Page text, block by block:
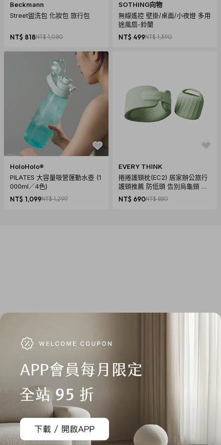
Beckmann
Street盥洗包 化妝包 旅行包
NT$ 818NT$ 1,080
SOTHING向物
無線遙控 壁掛/桌面/小夜燈 多用
途風扇-鈴蘭
NT$ 499NT$ 1,390
HoloHolo®
PILATES 大容量吸管運動水壺 (1
000ml／4色)
NT$ 1,099NT$ 1,299
EVERY THINK
捲捲護頸枕(EC2) 居家辦公旅行
護頸推薦 防低頭 告別烏龜頸 頸
椎養護 多色可選
NT$ 690NT$ 880